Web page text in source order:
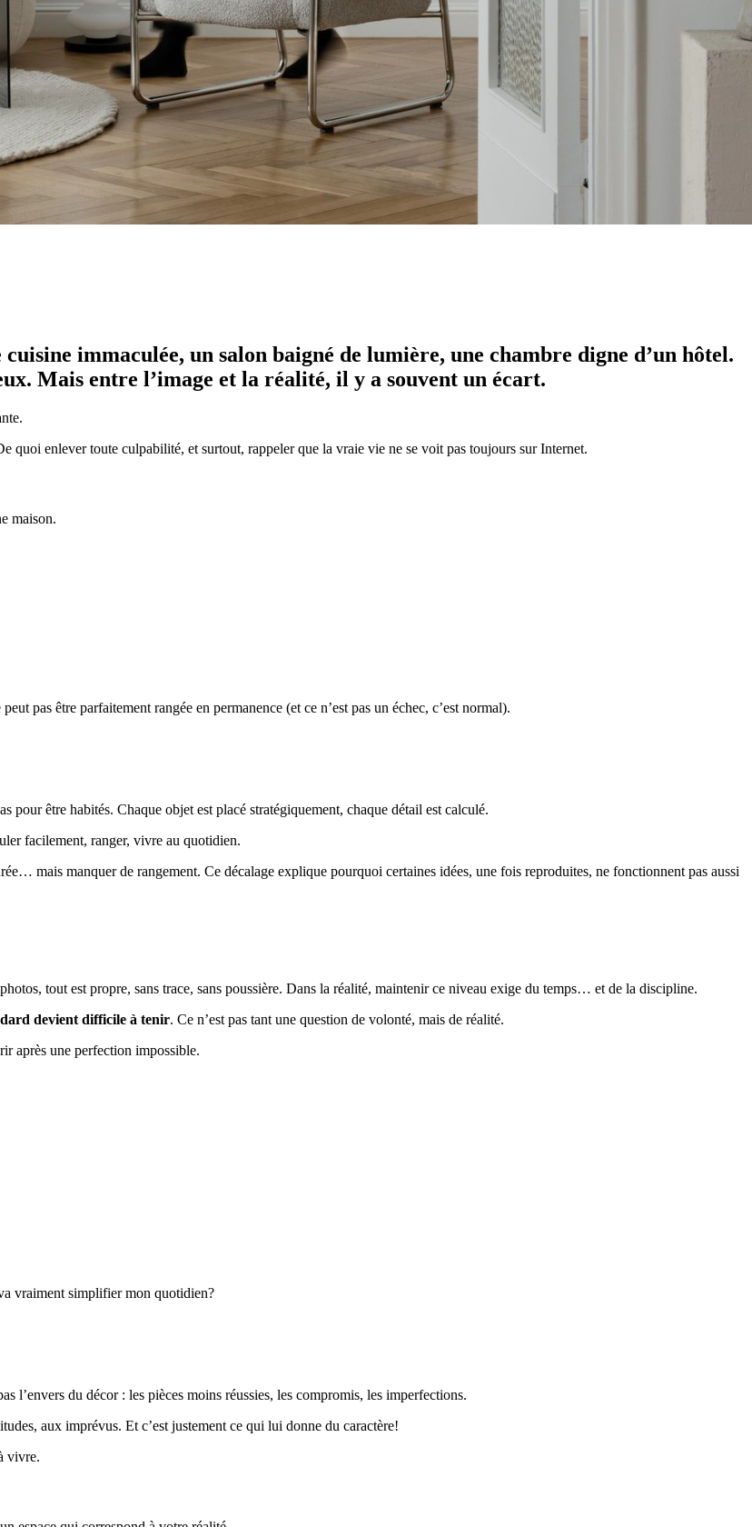
immaculée, un salon baigné de lumière, une chambre digne d’un hôtel.
Mais entre l’image et la réalité, il y a souvent un écart.
quoi enlever toute culpabilité, et surtout, rappeler que la vraie vie ne se voit pas toujours sur Internet.
maison.
pas être parfaitement rangée en permanence (et ce n’est pas un échec, c’est normal).
être habités. Chaque objet est placé stratégiquement, chaque détail est calculé.
facilement, ranger, vivre au quotidien.
mais manquer de rangement. Ce décalage explique pourquoi certaines idées, une fois reproduites, ne fonctionnent pas aussi
tout est propre, sans trace, sans poussière. Dans la réalité, maintenir ce niveau exige du temps… et de la discipline.
devient difficile à tenir. Ce n’est pas tant une question de volonté, mais de réalité.
après une perfection impossible.
vraiment simplifier mon quotidien?
l’envers du décor : les pièces moins réussies, les compromis, les imperfections.
aux imprévus. Et c’est justement ce qui lui donne du caractère!
vivre.